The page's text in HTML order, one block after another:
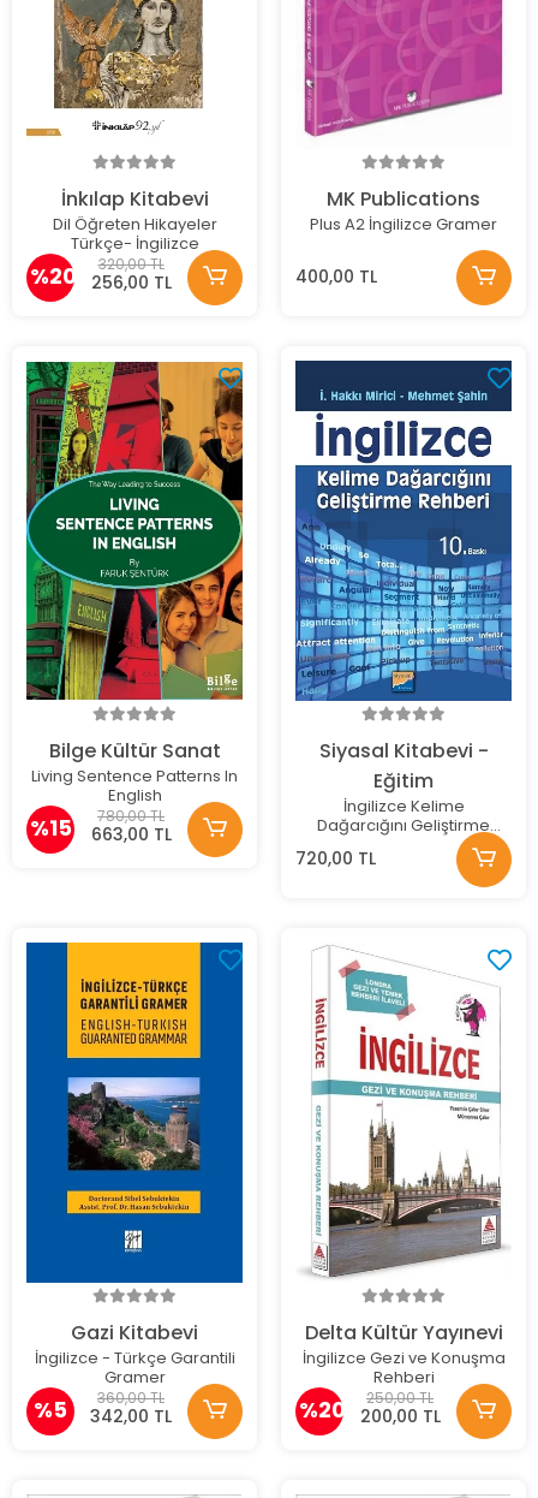
İnkılap Kitabevi
Dil Öğreten Hikayeler
Türkçe- İngilizce
%20 320,00 TL
256,00 TL
MK Publications
Plus A2 İngilizce Gramer
400,00 TL
Bilge Kültür Sanat
Living Sentence Patterns In
English
%15 780,00 TL
663,00 TL
Siyasal Kitabevi -
Eğitim
İngilizce Kelime
Dağarcığını Geliştirme
720,00 TL
Gazi Kitabevi
İngilizce - Türkçe Garantili
Gramer
%5 360,00 TL
342,00 TL
Delta Kültür Yayınevi
İngilizce Gezi ve Konuşma
Rehberi
%20 250,00 TL
200,00 TL